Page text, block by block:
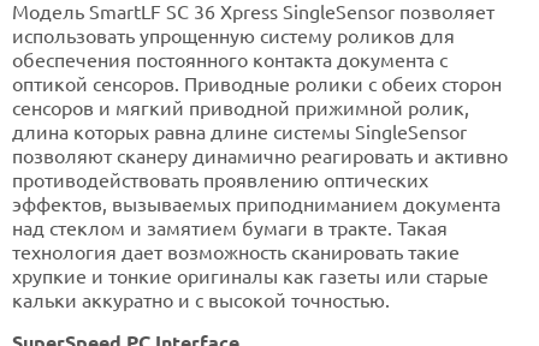
Модель SmartLF SC 36 Xpress SingleSensor позволяет
использовать упрощенную систему роликов для
обеспечения постоянного контакта документа с
оптикой сенсоров. Приводные ролики с обеих сторон
сенсоров и мягкий приводной прижимной ролик,
длина которых равна длине системы SingleSensor
позволяют сканеру динамично реагировать и активно
противодействовать проявлению оптических
эффектов, вызываемых приподниманием документа
над стеклом и замятием бумаги в тракте. Такая
технология дает возможность сканировать такие
хрупкие и тонкие оригиналы как газеты или старые
кальки аккуратно и с высокой точностью.